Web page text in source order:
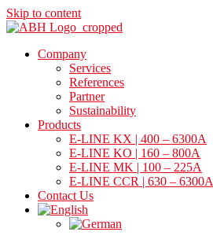
Skip to content
Company
Services
References
Partner
Sustainability
Products
E-LINE KX | 400 – 6300A
E-LINE KO | 160 – 800A
E-LINE MK | 100 – 225A
E-LINE CCR | 630 – 6300A
Contact Us